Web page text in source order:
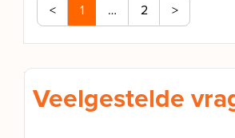
< 1 … 2 >
Veelgestelde